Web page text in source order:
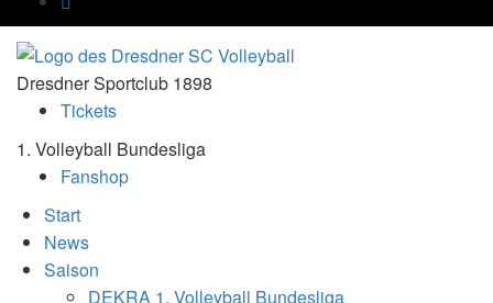
Dresdner Sportclub 1898
Tickets
1. Volleyball Bundesliga
Fanshop
Start
News
Saison
DEKRA 1. Volleyball Bundesliga